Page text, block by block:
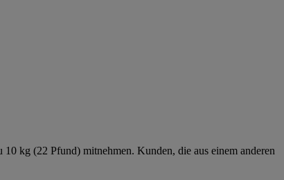
kg (22 Pfund) mitnehmen. Kunden, die aus einem anderen